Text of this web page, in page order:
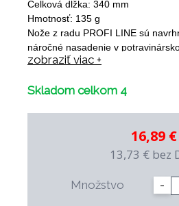
Celková dĺžka: 340 mm
Hmotnosť: 135 g
Nože z radu PROFI LINE sú
náročné nasadenie v
dnešné vysoké hygienické
bežných domácností. Ich čepele
vyššej tvrdosti (54-56 HRc).
maximálnej bezpečnosti. Nože je
zobraziť viac +
Skladom celkom 4
16,89 €
13,73 € bez
Množstvo -